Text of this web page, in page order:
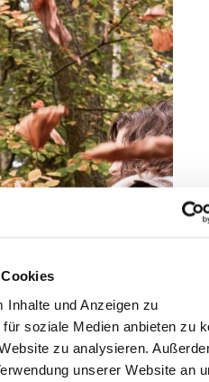
Inhalte und Anzeigen zu
soziale Medien anbieten zu
zu analysieren.
unserer Website an